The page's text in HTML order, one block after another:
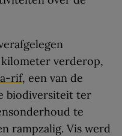
verderop,
rif, een van de
biodiversiteit ter
te
rampzalig. Vis werd